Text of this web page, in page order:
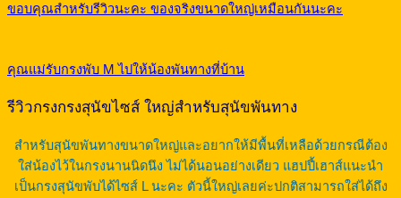
ขอบคุณสำหรับรีวิวนะคะ ของจริงขนาดใหญ่เหมือนกันนะคะ
คุณแม่รับกรงพับ M ไปให้น้องพันทางที่บ้าน
รีวิวกรงกรงสุนัขไซส์ ใหญ่สำหรับสุนัขพันทาง
สำหรับสุนัขพันทางขนาดใหญ่และอยากให้มีพื้นที่เหลือด้วยกรณีต้อง
ใส่น้องไว้ในกรงนานนิดนึง ไม่ได้นอนอย่างเดียว แฮปปี้เฮาส์แนะนำ
เป็นกรงสุนัขพับได้ไซส์ L นะคะ ตัวนี้ใหญ่เลยค่ะปกติสามารถใส่ได้ถึง